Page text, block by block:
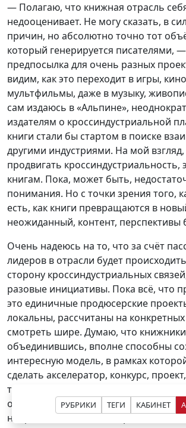
РУБРИКИ ТЕГИ КАБИНЕТ
— Полагаю, что книжная отрасль
недооценивает. Не могу сказать, в
причин, но абсолютно точно тот
который генерируется писателями,
предпосылка для очень разных
видим, как это переходит в игры,
мультфильмы, даже в музыку,
сам издаюсь в «Альпине»,
издателям о кроссиндустриальной
книги стали бы стартом в поиске
другими индустриями. На мой
продвигать кроссиндустриальность,
книгам. Пока, может быть,
понимания. Но с точки зрения того,
есть, как книги превращаются в
неожиданный, контент, перспективы
Очень надеюсь на то, что за счёт
лидеров в отрасли будет
сторону кроссиндустриальных
разовые инициативы. Пока всё, что
это единичные продюсерские
локальны, рассчитаны на
смотреть шире. Думаю, что
объединившись, вполне способны
интересную модель, в рамках
сделать акселератор, конкурс,
тем, как люди интерпретируют книгу.
обратиться к крупным партнёрам из
направлений. Было невероятно, когда